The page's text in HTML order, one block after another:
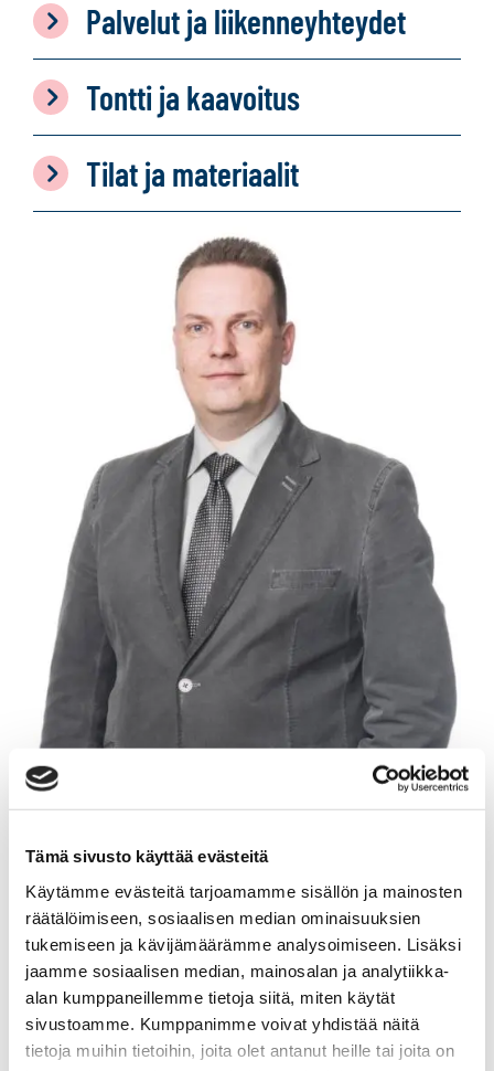
Tämä sivusto käyttää evästeitä
Käytämme evästeitä tarjoamamme sisällön ja mainosten
räätälöimiseen, sosiaalisen median ominaisuuksien
tukemiseen ja kävijämäärämme analysoimiseen. Lisäksi
jaamme sosiaalisen median, mainosalan ja analytiikka-
alan kumppaneillemme tietoja siitä, miten käytät
sivustoamme. Kumppanimme voivat yhdistää näitä
tietoja muihin tietoihin, joita olet antanut heille tai joita on
Palvelut ja liikenneyhteydet
Tontti ja kaavoitus
Tilat ja materiaalit
Myyntineuvottelija, KiAT
Sp-Koti Kangasala | Keyhouse Oy, 2634013-4
+358 44 739 9420
WhatsApp
ari.finnila@spkoti.fi